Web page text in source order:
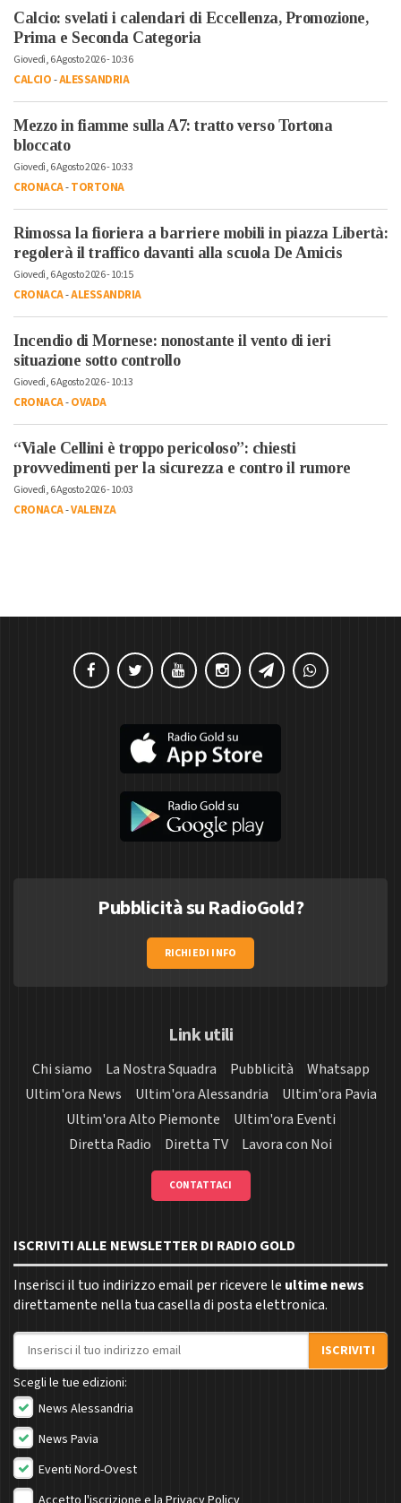
Calcio: svelati i calendari di Eccellenza, Promozione,
Prima e Seconda Categoria
Giovedì, 6 Agosto 2026 - 10:36
CALCIO-ALESSANDRIA
Mezzo in fiamme sulla A7: tratto verso Tortona
bloccato
Giovedì, 6 Agosto 2026 - 10:33
CRONACA-TORTONA
Rimossa la fioriera a barriere mobili in piazza Libertà:
regolerà il traffico davanti alla scuola De Amicis
Giovedì, 6 Agosto 2026 - 10:15
CRONACA-ALESSANDRIA
Incendio di Mornese: nonostante il vento di ieri
situazione sotto controllo
Giovedì, 6 Agosto 2026 - 10:13
CRONACA-OVADA
“Viale Cellini è troppo pericoloso”: chiesti
provvedimenti per la sicurezza e contro il rumore
Giovedì, 6 Agosto 2026 - 10:03
CRONACA-VALENZA
Pubblicità su RadioGold?
RICHIEDI INFO
Link utili
Chi siamo La Nostra Squadra Pubblicità
Whatsapp
Ultim'ora News
Ultim'ora Alessandria
Ultim'ora Pavia
Ultim'ora Alto Piemonte
Ultim'ora Eventi
Diretta Radio
Diretta TV Lavora con Noi
CONTATTACI
ISCRIVITI ALLE NEWSLETTER DI RADIO GOLD
Inserisci il tuo indirizzo email per ricevere le ultime news
direttamente nella tua casella di posta elettronica.
Indirizzo email
ISCRIVITI
Scegli le tue edizioni:
News Alessandria
News Pavia
Eventi Nord-Ovest